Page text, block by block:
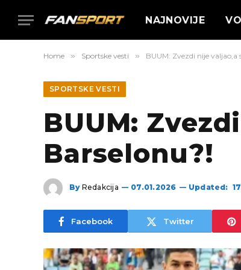
NAJNOVIJE
Home » Sportske vesti » BUUM: Zvezdi nije valjao,a
SPORTSKE VESTI
BUUM:
Barselonu?!
By Redakcija 07.01.2026 Updated:
Facebook Twitter